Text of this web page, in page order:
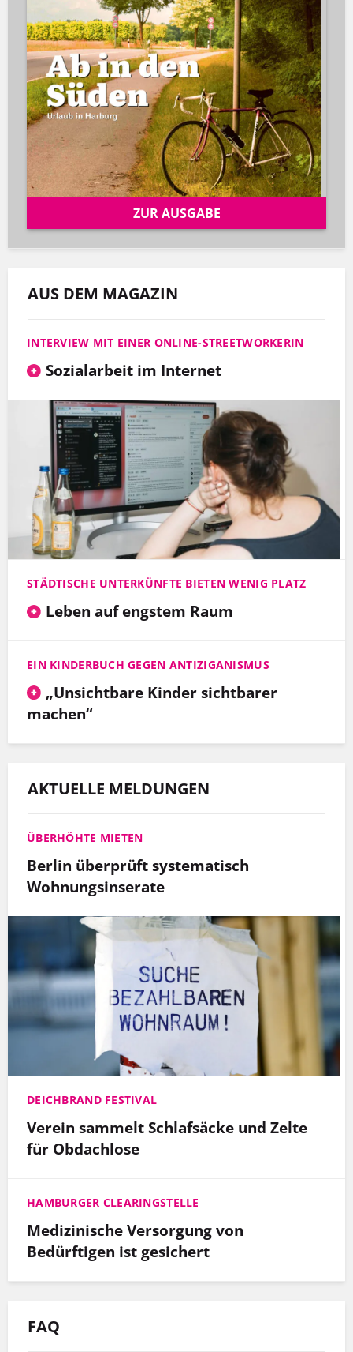
ZUR AUSGABE
AUS DEM MAGAZIN
INTERVIEW MIT EINER ONLINE-STREETWORKERIN
Sozialarbeit im Internet
STÄDTISCHE UNTERKÜNFTE BIETEN WENIG PLATZ
Leben auf engstem Raum
EIN KINDERBUCH GEGEN ANTIZIGANISMUS
„Unsichtbare Kinder sichtbarer
machen“
AKTUELLE MELDUNGEN
ÜBERHÖHTE MIETEN
Berlin überprüft systematisch
Wohnungsinserate
DEICHBRAND FESTIVAL
Verein sammelt Schlafsäcke und Zelte
für Obdachlose
HAMBURGER CLEARINGSTELLE
Medizinische Versorgung von
Bedürftigen ist gesichert
FAQ